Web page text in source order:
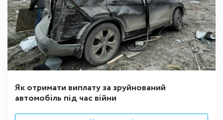
Як отримати виплату за зруйнований
автомобіль під час війни